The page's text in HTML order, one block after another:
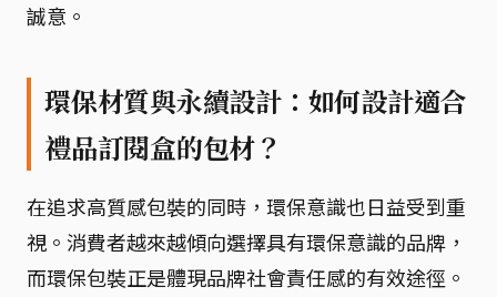
誠意。
環保材質與永續設計：如何設計適合
禮品訂閱盒的包材？
在追求高質感包裝的同時，環保意識也日益受到重
視。消費者越來越傾向選擇具有環保意識的品牌，
而環保包裝正是體現品牌社會責任感的有效途徑。